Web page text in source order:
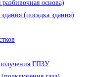
основа)
(посадка здания)
ГПЗУ